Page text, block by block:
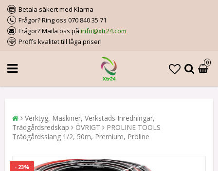
Betala säkert med Klarna
Frågor? Ring oss 070 840 35 71
Frågor? Maila oss på info@xtr24.com
Proffs kvalitet till låga priser!
0
Verktyg, Maskiner, Verkstads Inredningar,
Trädgårdsredskap
ÖVRIGT
PROLINE TOOLS
Trädgårdsslang 1/2, 50m, Premium, Proline
- 23%